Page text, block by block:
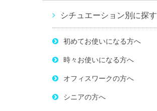
シチュエーション別に探す
初めてお使いになる方へ
時々お使いになる方へ
オフィスワークの方へ
シニアの方へ